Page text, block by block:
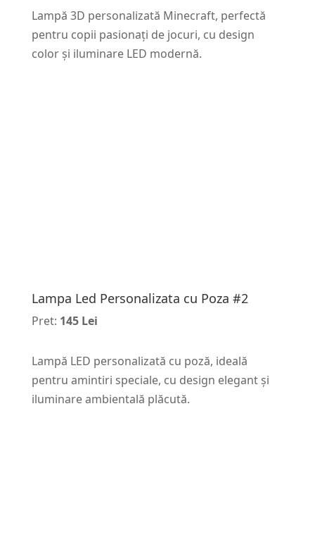
Lampă 3D personalizată Minecraft, perfectă
pentru copii pasionați de jocuri, cu design
color și iluminare LED modernă.
Lampa Led Personalizata cu Poza #2
Pret: 145 Lei
Lampă LED personalizată cu poză, ideală
pentru amintiri speciale, cu design elegant și
iluminare ambientală plăcută.